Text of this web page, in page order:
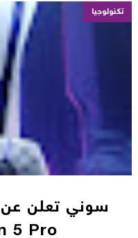
تكنولوجيا
سوني تعلن عن
5 Pro